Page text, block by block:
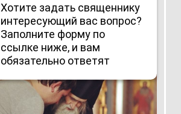
Хотите задать священнику
интересующий вас вопрос?
Заполните форму по
ссылке ниже, и вам
обязательно ответят